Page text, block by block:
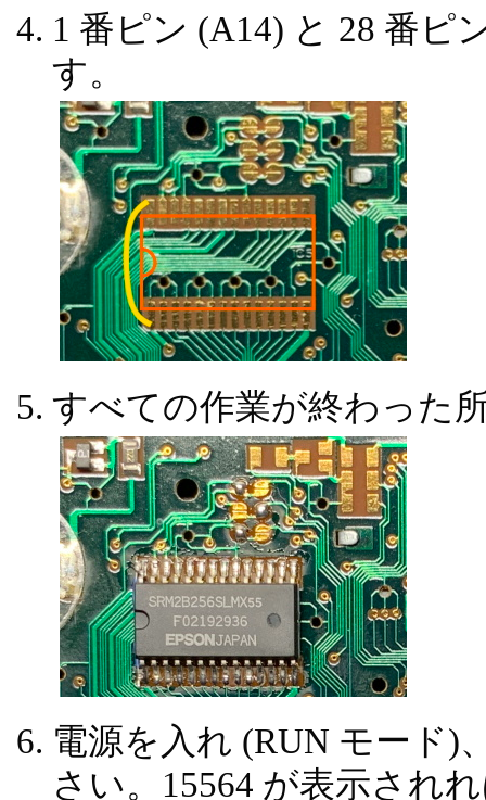
1 番ピン (A14) と 28 番ピ
す。
すべての作業が終わった
電源を入れ (RUN モード)
さい。15564 が表示され